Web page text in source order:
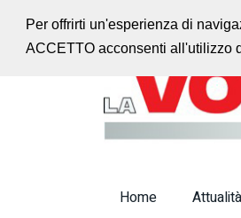
Per offrirti un'esperienza di
ACCETTO acconsenti all'utilizzo
Ascolta la radio con
Home Attualità